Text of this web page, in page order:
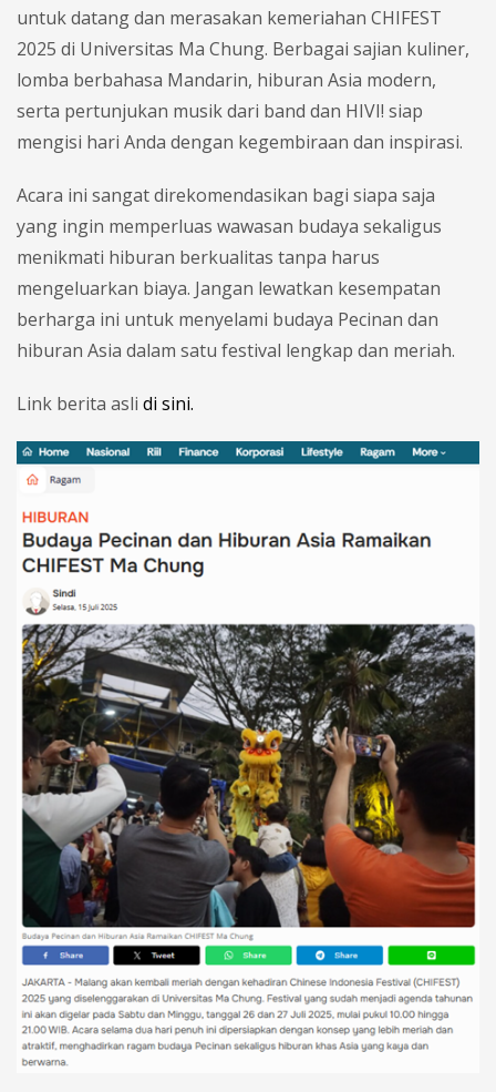
untuk datang dan merasakan kemeriahan CHIFEST
2025 di Universitas Ma Chung. Berbagai sajian kuliner,
lomba berbahasa Mandarin, hiburan Asia modern,
serta pertunjukan musik dari band dan HIVI! siap
mengisi hari Anda dengan kegembiraan dan inspirasi.
Acara ini sangat direkomendasikan bagi siapa saja
yang ingin memperluas wawasan budaya sekaligus
menikmati hiburan berkualitas tanpa harus
mengeluarkan biaya. Jangan lewatkan kesempatan
berharga ini untuk menyelami budaya Pecinan dan
hiburan Asia dalam satu festival lengkap dan meriah.
Link berita asli di sini.